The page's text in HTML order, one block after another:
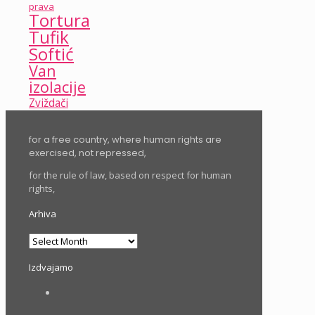
prava
Tortura
Tufik
Softić
Van
izolacije
Zviždači
for a free country, where human rights are
exercised, not repressed,
for the rule of law, based on respect for human
rights,
Arhiva
Arhiva
Izdvajamo